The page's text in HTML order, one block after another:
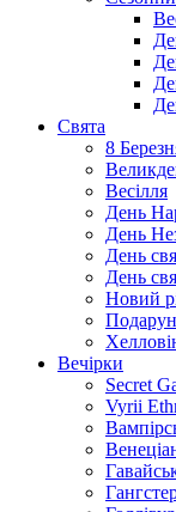
Свята
8
Весілля
День
День
День
День
Новий
Вечірки
Secret
Vyrii